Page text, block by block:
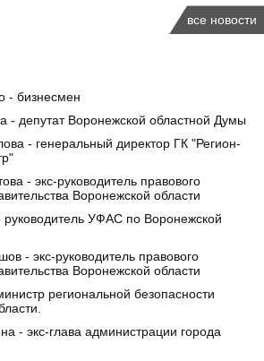
все новости
- бизнесмен
- депутат Воронежской областной Думы
- генеральный директор ГК "Регион-
- экс-руководитель правового
Воронежской области
УФАС по Воронежской
- экс-руководитель правового
Воронежской области
региональной безопасности
- экс-глава администрации города